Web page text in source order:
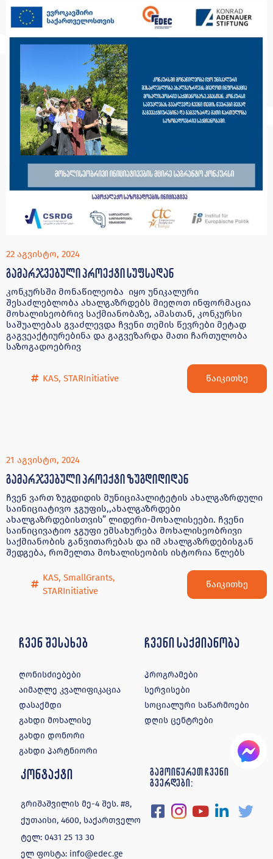
22 აგვისტო, 2024
გამარჯვებული პროექტი სუფსადან
კონკურსში მონაწილეობა იყო უნიკალური
შესაძლებლობა ახალგაზრდებს მიეღოთ ინფორმაცია
მოხალისეობრივ საქმიანობაზე, ამასთან, კონკურსი
საშუალებას გვაძლევდა ჩვენი თემის წევრები მეტად
გაგვეაქტიურებინა და გაგვეზარდა მათი ჩართულობა
საზოგადოებრივ
KAS, STARInitiative წაიკითხე
21 აგვისტო, 2024
გამარჯვებული პროექტი ზუგდიდიდან
ჩვენ ვართ ზუგდიდის მუნიციპალიტეტის ახალგაზრდული
საინიციატივო ჯგუფის,,ახალგაზრდები
ახალგაზრდებისთვის” ლიდერი-მოხალისეები. ჩვენი
საინიცივატიო ჯგუფი ემსახურება მოხალისეობრივი
საქმიანობის განვითარებას და იმ ახალგაზრდებისგან
შედგება, რომელთა მოხალისეობის ისტორია წლებს
KAS, SmallGrants,
STARInitiative
წაიკითხე
ჩვენ შესახებ
ღონისძიებები
აიმაღლე კვალიფიკაცია
დასაქმდი
გახდი მოხალისე
გახდი დონორი
გახდი პარტნიორი
ჩვენი საქმიანობა
პროგრამები
სერვისები
სოციალური საწარმოები
დღის ცენტრები
კონტაქტი
გრიშაშვილის მე-4 შეს. #8,
ქუთაისი, 4600, საქართველო
ტელ:0431 25 13 30
ელ ფოსტა: info@edec.ge
გამოიწერეთ ჩვენი
გვერდები: